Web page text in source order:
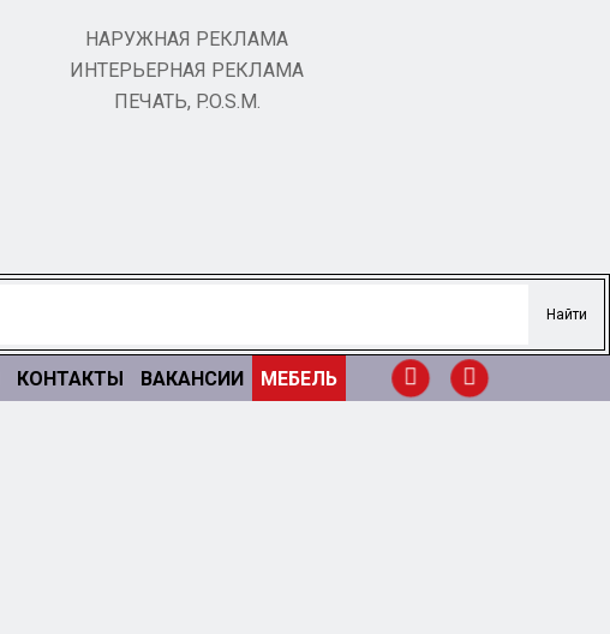
НАРУЖНАЯ РЕКЛАМА
ИНТЕРЬЕРНАЯ РЕКЛАМА
ПЕЧАТЬ, P.O.S.M.
КОНТАКТЫ ВАКАНСИИ МЕБЕЛЬ